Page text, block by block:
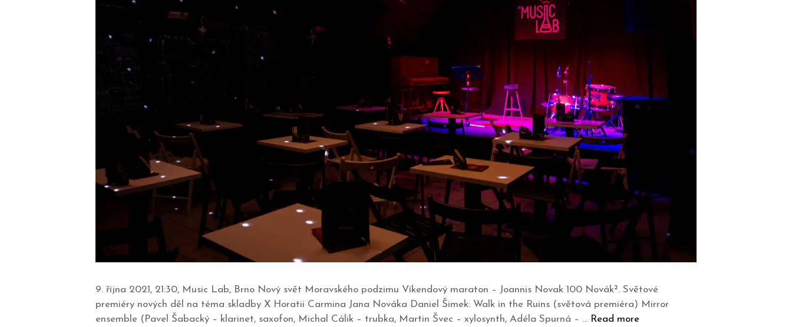
9. října 2021, 21:30, Music Lab, Brno Nový svět Moravského podzimu Víkendový maraton – Joannis Novak 100 Novák². Světové
premiéry nových děl na téma skladby X Horatii Carmina Jana Nováka Daniel Šimek: Walk in the Ruins (světová premiéra) Mirror
ensemble (Pavel Šabacký – klarinet, saxofon, Michal Cálik – trubka, Martin Švec – xylosynth, Adéla Spurná – … Read more